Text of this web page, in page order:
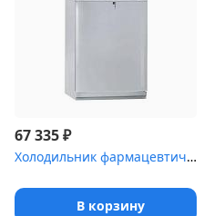
67 335₽
Холодильник фармацевтический двухкамерный POZIS ХФД-280-1(ТС) с т...
В корзину